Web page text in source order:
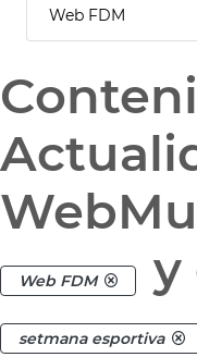
Web FDM
Web FDM y
setmana esportiva